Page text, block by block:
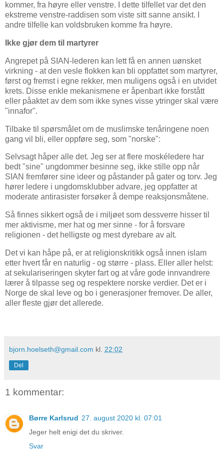
kommer, fra høyre eller venstre. I dette tilfellet var det den
ekstreme venstre-raddisen som viste sitt sanne ansikt. I
andre tilfelle kan voldsbruken komme fra høyre.
Ikke gjør dem til martyrer
Angrepet på SIAN-lederen kan lett få en annen uønsket
virkning - at den vesle flokken kan bli oppfattet som martyrer,
først og fremst i egne rekker, men muligens også i en utvidet
krets. Disse enkle mekanismene er åpenbart ikke forstått
eller påaktet av dem som ikke synes visse ytringer skal være
"innafor".
Tilbake til spørsmålet om de muslimske tenåringene noen
gang vil bli, eller oppføre seg, som "norske":
Selvsagt håper alle det. Jeg ser at flere moskéledere har
bedt "sine" ungdommer besinne seg, ikke stille opp når
SIAN fremfører sine ideer og påstander på gater og torv. Jeg
hører ledere i ungdomsklubber advare, jeg oppfatter at
moderate antirasister forsøker å dempe reaksjonsmåtene.
Så finnes sikkert også de i miljøet som dessverre hisser til
mer aktivisme, mer hat og mer sinne - for å forsvare
religionen - det helligste og mest dyrebare av alt.
Det vi kan håpe på, er at religionskritikk også innen islam
etter hvert får en naturlig - og større - plass. Eller aller helst:
at sekulariseringen skyter fart og at våre gode innvandrere
lærer å tilpasse seg og respektere norske verdier. Det er i
Norge de skal leve og bo i generasjoner fremover. De aller,
aller fleste gjør det allerede.
bjorn.hoelseth@gmail.com kl. 22:02
Del
1 kommentar:
Børre Karlsrud 27. august 2020 kl. 07:01
Jeger helt enigi det du skriver.
Svar